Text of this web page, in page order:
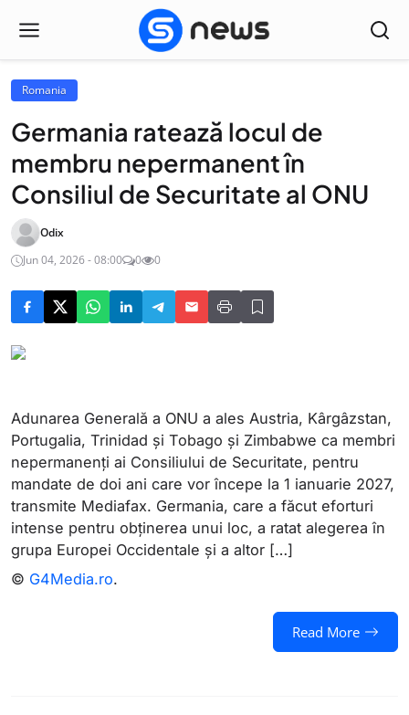
Romania
Germania ratează locul de
membru nepermanent în
Consiliul de Securitate al ONU
Odix
Jun 04, 2026 - 08:00
0 0
Adunarea Generală a ONU a ales Austria, Kârgâzstan,
Portugalia, Trinidad și Tobago și Zimbabwe ca membri
nepermanenți ai Consiliului de Securitate, pentru
mandate de doi ani care vor începe la 1 ianuarie 2027,
transmite Mediafax. Germania, care a făcut eforturi
intense pentru obținerea unui loc, a ratat alegerea în
grupa Europei Occidentale și a altor […]
© G4Media.ro.
Read More